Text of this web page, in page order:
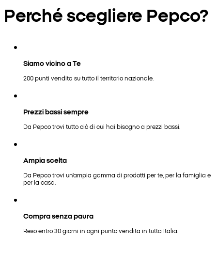
Perché scegliere Pepco?
Siamo vicino a Te
200 punti vendita su tutto il territorio nazionale.
Prezzi bassi sempre
Da Pepco trovi tutto ciò di cui hai bisogno a prezzi bassi.
Ampia scelta
Da Pepco trovi un'ampia gamma di prodotti per te, per la famiglia e
per la casa.
Compra senza paura
Reso entro 30 giorni in ogni punto vendita in tutta Italia.